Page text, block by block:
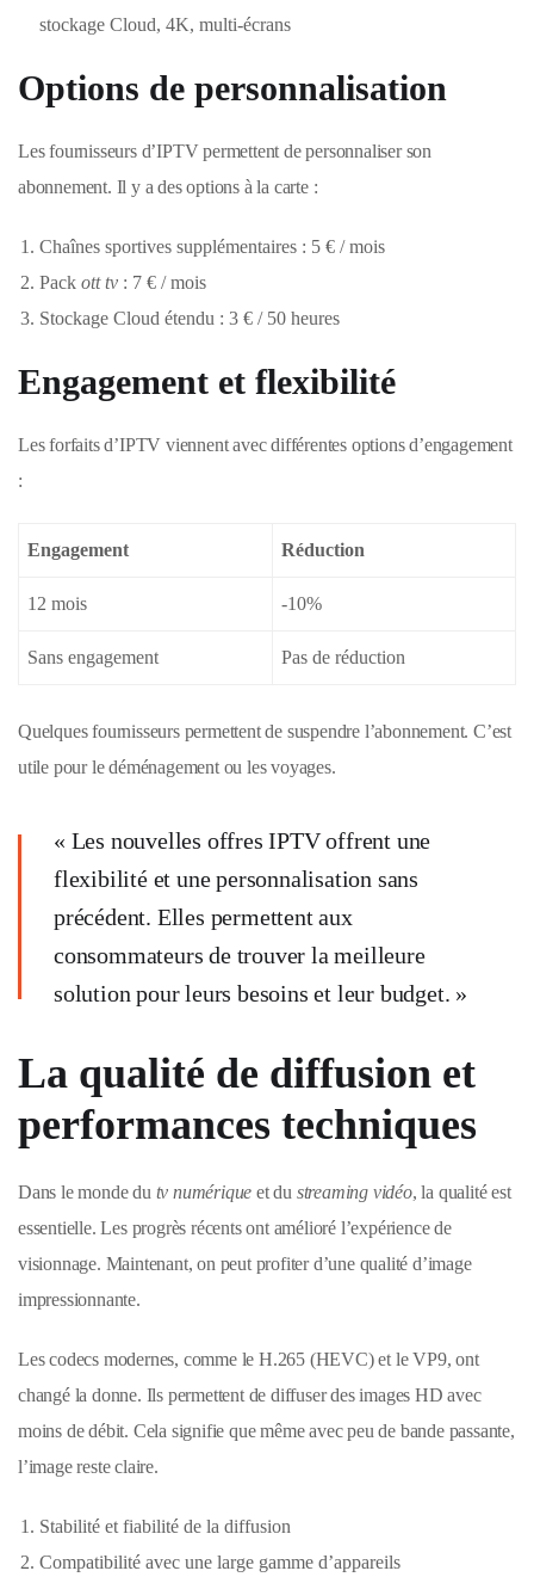
stockage Cloud, 4K, multi-écrans
Options de personnalisation
Les fournisseurs d’IPTV permettent de personnaliser son
abonnement. Il y a des options à la carte :
Chaînes sportives supplémentaires : 5 € / mois
Pack ott tv : 7 € / mois
Stockage Cloud étendu : 3 € / 50 heures
Engagement et flexibilité
Les forfaits d’IPTV viennent avec différentes options d’engagement
:
Engagement Réduction
12 mois -10%
Sans engagement Pas de réduction
Quelques fournisseurs permettent de suspendre l’abonnement. C’est
utile pour le déménagement ou les voyages.
« Les nouvelles offres IPTV offrent une
flexibilité et une personnalisation sans
précédent. Elles permettent aux
consommateurs de trouver la meilleure
solution pour leurs besoins et leur budget. »
La qualité de diffusion et
performances techniques
Dans le monde du tv numérique et du streaming vidéo, la qualité est
essentielle. Les progrès récents ont amélioré l’expérience de
visionnage. Maintenant, on peut profiter d’une qualité d’image
impressionnante.
Les codecs modernes, comme le H.265 (HEVC) et le VP9, ont
changé la donne. Ils permettent de diffuser des images HD avec
moins de débit. Cela signifie que même avec peu de bande passante,
l’image reste claire.
Stabilité et fiabilité de la diffusion
Compatibilité avec une large gamme d’appareils